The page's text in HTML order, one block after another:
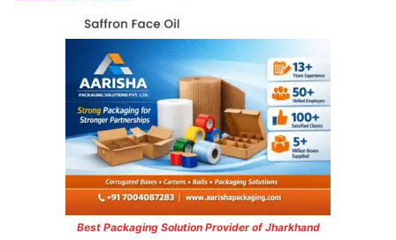
Best Packaging Solution Provider of Jharkhand